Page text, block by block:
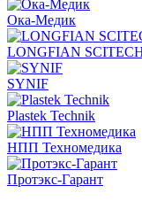
Ока-Медик
LONGFIAN
SYNIF
Plastek Technik
НПП Техномедика
Протэкс-Гарант